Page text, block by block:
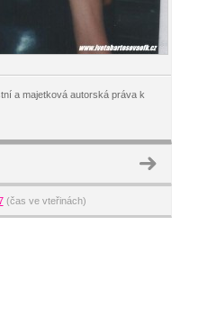
a majetková autorská práva k
(čas ve vteřinách)